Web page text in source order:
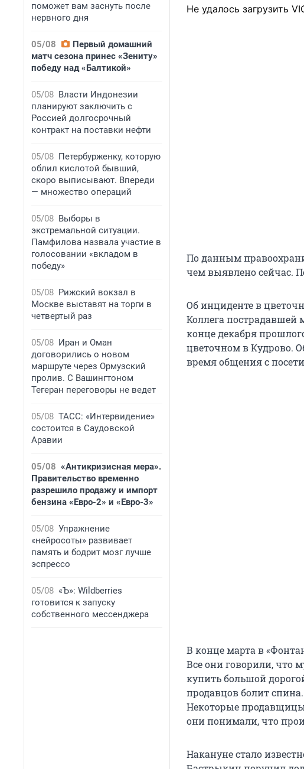
поможет вам заснуть после
нервного дня
05/08
Первый домашний
матч сезона принес «Зениту»
победу над «Балтикой»
05/08 Власти Индонезии
планируют заключить с
Россией долгосрочный
контракт на поставки нефти
05/08 Петербурженку, которую
облил кислотой бывший,
скоро выписывают. Впереди
— множество операций
05/08 Выборы в
экстремальной ситуации.
Памфилова назвала участие в
голосовании «вкладом в
победу»
05/08 Рижский вокзал в
Москве выставят на торги в
четвертый раз
05/08 Иран и Оман
договорились о новом
маршруте через Ормузский
пролив. С Вашингтоном
Тегеран переговоры не ведет
05/08 ТАСС: «Интервидение»
состоится в Саудовской
Аравии
05/08 «Антикризисная мера».
Правительство временно
разрешило продажу и импорт
бензина «Евро-2» и «Евро-3»
05/08 Упражнение
«нейросоты» развивает
память и бодрит мозг лучше
эспрессо
05/08 «Ъ»: Wildberries
готовится к запуску
собственного мессенджера
Не удалось загрузить
По данным
чем выявлено сейчас.
Об инциденте в
Коллега пострадавшей
конце декабря
цветочном в Кудрово.
время общения с
В конце марта в
Все они говорили, что
купить большой
продавцов болит
Некоторые продавщицы
они понимали, что
Накануне стало